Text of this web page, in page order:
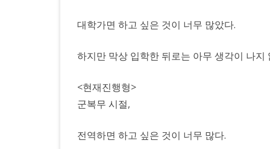
대학가면 하고 싶은 것이 너무 많았다.
하지만 막상 입학한 뒤로는 아무 생각이 나지
<현재진행형>
군복무 시절,
전역하면 하고 싶은 것이 너무 많다.